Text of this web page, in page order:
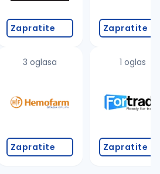
filtere pretrage
Zapratite
3 oglasa
Zapratite
Zapratite
1 oglas
Zapratite